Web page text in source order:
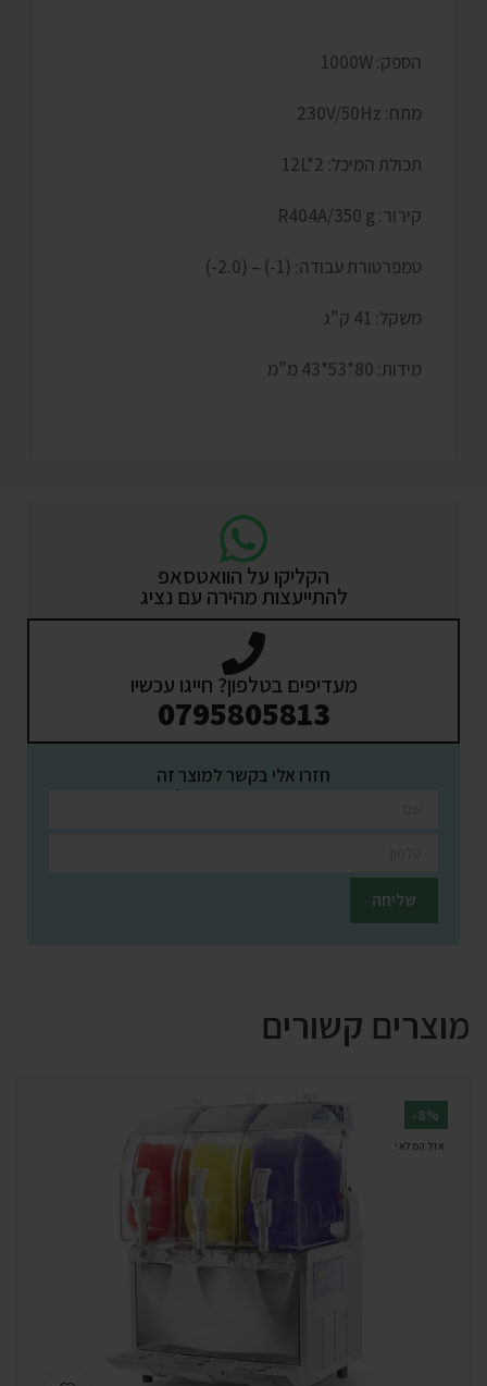
הספק: 1000W
מתח: 230V/50Hz
תכולת המיכל: 12L*2
קירור: R404A/350 g
טמפרטורת עבודה: (1-) – (2.0-)
משקל: 41 ק”ג
מידות: 80*53*43 מ”מ
הקליקו על הוואטסאפ
להתייעצות מהירה עם נציג
מעדיפים בטלפון? חייגו עכשיו
0795805813
חזרו אלי בקשר למוצר זה
השאירו פרטים ונציגינו יחזרו אליכם בהקדם
מוצרים קשורים
-8%
אזל המלאי